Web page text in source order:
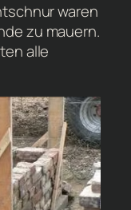
waren
zu mauern.
alle